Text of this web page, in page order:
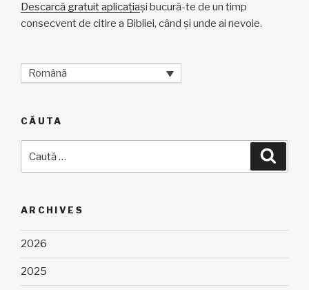
Descarcă gratuit aplicațiași bucură-te de un timp
consecvent de citire a Bibliei, când și unde ai nevoie.
Română
CĂUTA
după:
ARCHIVES
2026
2025